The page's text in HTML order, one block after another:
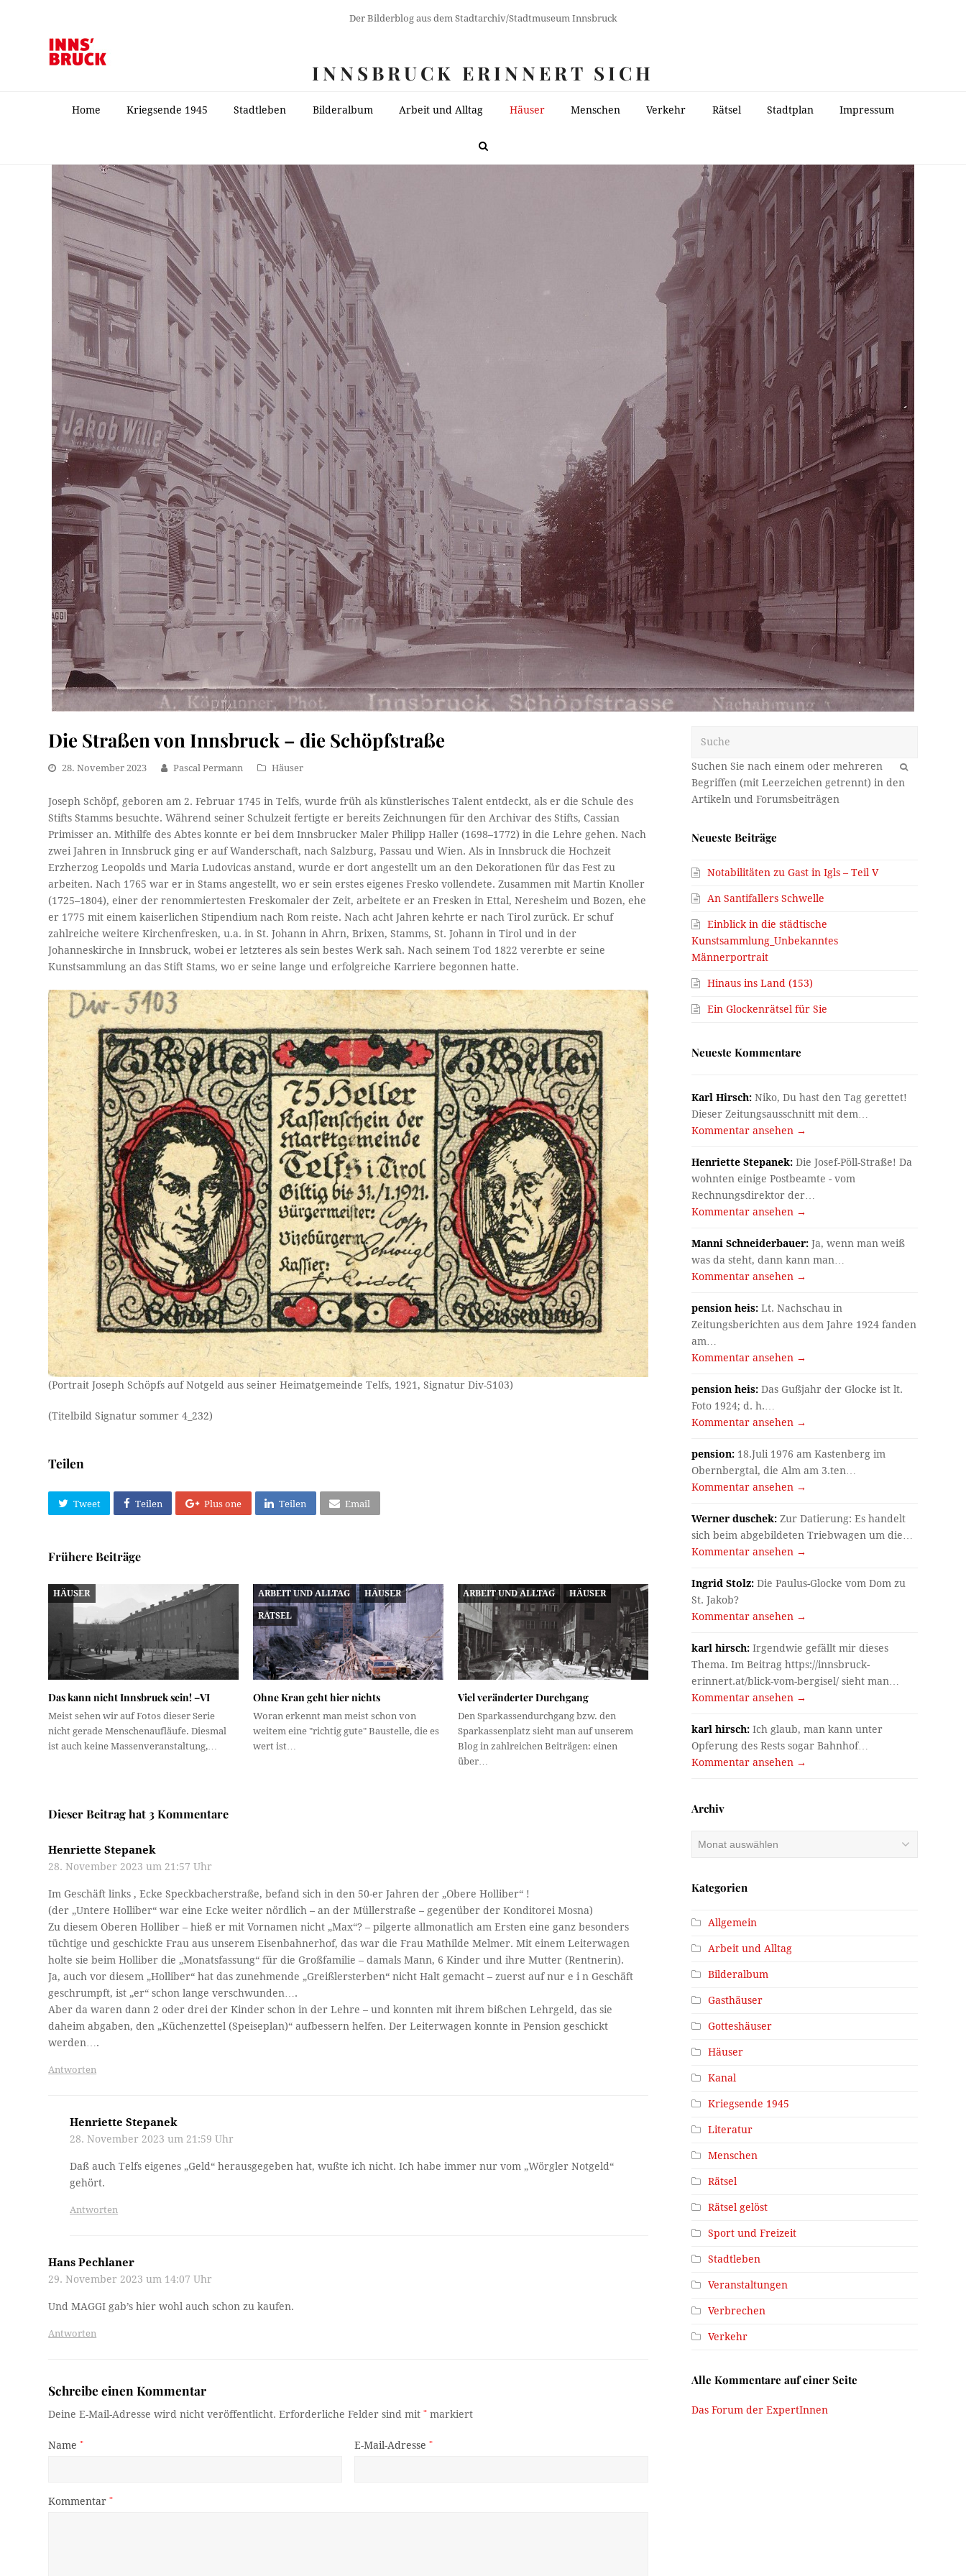
Der Bilderblog aus dem Stadtarchiv/Stadtmuseum Innsbruck
INNSBRUCK ERINNERT SICH
Home Kriegsende 1945 Stadtleben Bilderalbum Arbeit und Alltag Häuser Menschen Verkehr Rätsel Stadtplan Impressum
Die Straßen von Innsbruck – die Schöpfstraße
28. November 2023 Pascal Permann Häuser
Joseph Schöpf, geboren am 2. Februar 1745 in Telfs, wurde früh als künstlerisches Talent entdeckt, als er die Schule des
Stifts Stamms besuchte. Während seiner Schulzeit fertigte er bereits Zeichnungen für den Archivar des Stifts, Cassian
Primisser an. Mithilfe des Abtes konnte er bei dem Innsbrucker Maler Philipp Haller (1698–1772) in die Lehre gehen. Nach
zwei Jahren in Innsbruck ging er auf Wanderschaft, nach Salzburg, Passau und Wien. Als in Innsbruck die Hochzeit
Erzherzog Leopolds und Maria Ludovicas anstand, wurde er dort angestellt um an den Dekorationen für das Fest zu
arbeiten. Nach 1765 war er in Stams angestellt, wo er sein erstes eigenes Fresko vollendete. Zusammen mit Martin Knoller
(1725–1804), einer der renommiertesten Freskomaler der Zeit, arbeitete er an Fresken in Ettal, Neresheim und Bozen, ehe
er 1775 mit einem kaiserlichen Stipendium nach Rom reiste. Nach acht Jahren kehrte er nach Tirol zurück. Er schuf
zahlreiche weitere Kirchenfresken, u.a. in St. Johann in Ahrn, Brixen, Stamms, St. Johann in Tirol und in der
Johanneskirche in Innsbruck, wobei er letzteres als sein bestes Werk sah. Nach seinem Tod 1822 vererbte er seine
Kunstsammlung an das Stift Stams, wo er seine lange und erfolgreiche Karriere begonnen hatte.
(Portrait Joseph Schöpfs auf Notgeld aus seiner Heimatgemeinde Telfs, 1921, Signatur Div-5103)
(Titelbild Signatur sommer 4_232)
Teilen
Tweet Teilen Plus one Teilen Email
Frühere Beiträge
HÄUSER
Das kann nicht Innsbruck sein! –VI
Meist sehen wir auf Fotos dieser Serie
nicht gerade Menschenaufläufe. Diesmal
ist auch keine Massenveranstaltung,…
ARBEIT UND ALLTAG HÄUSER
RÄTSEL
Ohne Kran geht hier nichts
Woran erkennt man meist schon von
weitem eine "richtig gute" Baustelle, die es
wert ist…
ARBEIT UND ALLTAG HÄUSER
Viel veränderter Durchgang
Den Sparkassendurchgang bzw. den
Sparkassenplatz sieht man auf unserem
Blog in zahlreichen Beiträgen: einen
über…
Dieser Beitrag hat 3 Kommentare
Henriette Stepanek
28. November 2023 um 21:57 Uhr
Im Geschäft links , Ecke Speckbacherstraße, befand sich in den 50-er Jahren der „Obere Holliber“ !
(der „Untere Holliber“ war eine Ecke weiter nördlich – an der Müllerstraße – gegenüber der Konditorei Mosna)
Zu diesem Oberen Holliber – hieß er mit Vornamen nicht „Max“? – pilgerte allmonatlich am Ersten eine ganz besonders
tüchtige und geschickte Frau aus unserem Eisenbahnerhof, das war die Frau Mathilde Melmer. Mit einem Leiterwagen
holte sie beim Holliber die „Monatsfassung“ für die Großfamilie – damals Mann, 6 Kinder und ihre Mutter (Rentnerin).
Ja, auch vor diesem „Holliber“ hat das zunehmende „Greißlersterben“ nicht Halt gemacht – zuerst auf nur e i n Geschäft
geschrumpft, ist „er“ schon lange verschwunden….
Aber da waren dann 2 oder drei der Kinder schon in der Lehre – und konnten mit ihrem bißchen Lehrgeld, das sie
daheim abgaben, den „Küchenzettel (Speiseplan)“ aufbessern helfen. Der Leiterwagen konnte in Pension geschickt
werden….
Antworten
Henriette Stepanek
28. November 2023 um 21:59 Uhr
Daß auch Telfs eigenes „Geld“ herausgegeben hat, wußte ich nicht. Ich habe immer nur vom „Wörgler Notgeld“
gehört.
Antworten
Hans Pechlaner
29. November 2023 um 14:07 Uhr
Und MAGGI gab’s hier wohl auch schon zu kaufen.
Antworten
Schreibe einen Kommentar
Deine E-Mail-Adresse wird nicht veröffentlicht. Erforderliche Felder sind mit* markiert
Name* E-Mail-Adresse *
Kommentar*
OK
Neueste Beiträge
Notabilitäten zu Gast in Igls – Teil V
An Santifallers Schwelle
Einblick in die städtische
Kunstsammlung_Unbekanntes
Männerportrait
Hinaus ins Land (153)
Ein Glockenrätsel für Sie
Neueste Kommentare
Karl Hirsch: Niko, Du hast den Tag gerettet!
Dieser Zeitungsausschnitt mit dem…
Kommentar ansehen →
Henriette Stepanek: Die Josef-Pöll-Straße! Da
wohnten einige Postbeamte - vom
Rechnungsdirektor der…
Kommentar ansehen →
Manni Schneiderbauer: Ja, wenn man weiß
was da steht, dann kann man…
Kommentar ansehen →
pension heis: Lt. Nachschau in
Zeitungsberichten aus dem Jahre 1924 fanden
am…
Kommentar ansehen →
pension heis: Das Gußjahr der Glocke ist lt.
Foto 1924; d. h.…
Kommentar ansehen →
pension: 18.Juli 1976 am Kastenberg im
Obernbergtal, die Alm am 3.ten…
Kommentar ansehen →
Werner duschek: Zur Datierung: Es handelt
sich beim abgebildeten Triebwagen um die…
Kommentar ansehen →
Ingrid Stolz: Die Paulus-Glocke vom Dom zu
St. Jakob?
Kommentar ansehen →
karl hirsch: Irgendwie gefällt mir dieses
Thema. Im Beitrag https://innsbruck-
erinnert.at/blick-vom-bergisel/ sieht man…
Kommentar ansehen →
karl hirsch: Ich glaub, man kann unter
Opferung des Rests sogar Bahnhof…
Kommentar ansehen →
Archiv
Kategorien
Allgemein
Arbeit und Alltag
Bilderalbum
Gasthäuser
Gotteshäuser
Häuser
Kanal
Kriegsende 1945
Literatur
Menschen
Rätsel
Rätsel gelöst
Sport und Freizeit
Stadtleben
Veranstaltungen
Verbrechen
Verkehr
Alle Kommentare auf einer Seite
Das Forum der ExpertInnen